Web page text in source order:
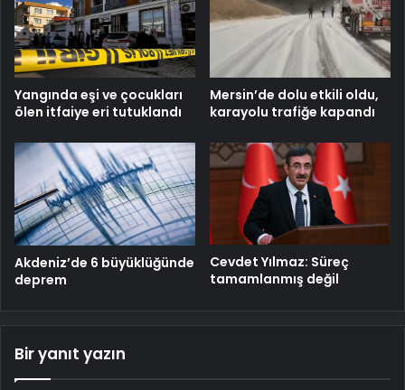
Yangında eşi ve çocukları
ölen itfaiye eri tutuklandı
Mersin’de dolu etkili oldu,
karayolu trafiğe kapandı
Akdeniz’de 6 büyüklüğünde
deprem
Cevdet Yılmaz: Süreç
tamamlanmış değil
Bir yanıt yazın